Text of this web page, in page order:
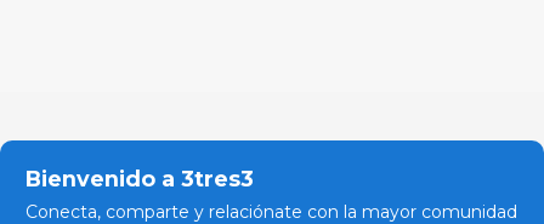
Bienvenido a 3tres3
Conecta, comparte y relaciónate con la mayor comunidad